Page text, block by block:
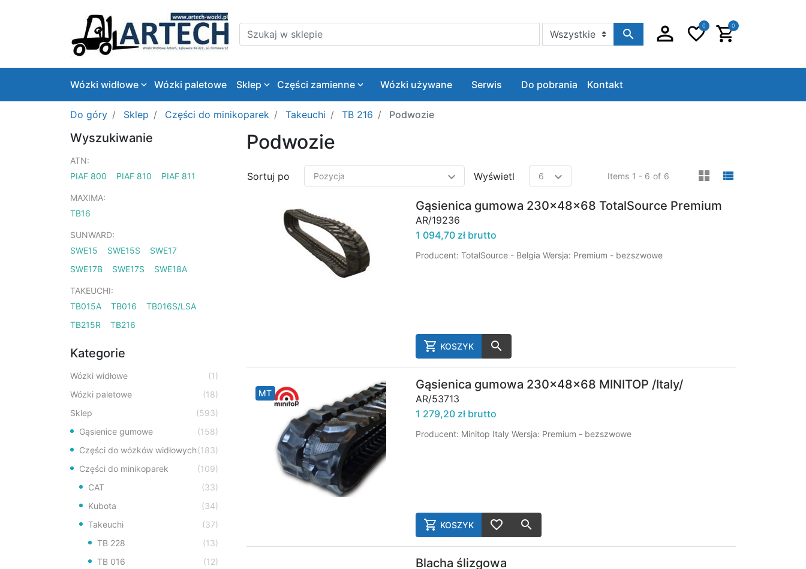
Szukaj w sklepie
Szukaj w sklepie
0 0
Wózki widłowe Wózki paletowe Sklep Części zamienne Wózki używane Serwis Do pobrania Kontakt
Do góry Sklep Części do minikoparek Takeuchi TB 216 Podwozie
Wyszukiwanie
ATN:
PIAF 800
PIAF 810 PIAF 811
MAXIMA:
TB16
SUNWARD:
SWE15
SWE15S
SWE17
SWE17B
SWE17S SWE18A
TAKEUCHI:
TB015A
TB016
TB016S/LSA
TB215R
TB216
Kategorie
Wózki widłowe
(1)
Wózki paletowe
(18)
Sklep
(593)
Gąsienice gumowe
(158)
Części do wózków widłowych(183)
Części do minikoparek
(109)
CAT
(33)
Kubota
(34)
Takeuchi
(37)
TB 228
(13)
TB 016
(12)
Podwozie
Sortuj po Items 1 - 6 of 6
Wyświetl viewmode
Gąsienica gumowa 230x48x68 TotalSource Premium
AR/19236
1 094,70 zł brutto
Producent: TotalSource - Belgia Wersja: Premium - bezszwowe
KOSZYK
AddToCart
MT
Gąsienica gumowa 230x48x68 MINITOP /Italy/
AR/53713
1 279,20 zł brutto
Producent: Minitop Italy Wersja: Premium - bezszwowe
KOSZYK
AddToCart
AddToWishlist
Blacha ślizgowa